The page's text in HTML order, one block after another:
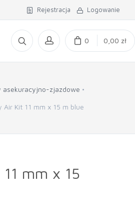
Rejestracja Logowanie
0 0,00 zł
asekuracyjno-zjazdowe
Kit 11 mm x 15 m blue
mm x 15